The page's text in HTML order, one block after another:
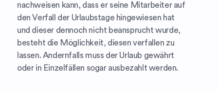
nachweisen kann, dass er seine Mitarbeiter auf
den Verfall der Urlaubstage hingewiesen hat
und dieser dennoch nicht beansprucht wurde,
besteht die Möglichkeit, diesen verfallen zu
lassen. Andernfalls muss der Urlaub gewährt
oder in Einzelfällen sogar ausbezahlt werden.